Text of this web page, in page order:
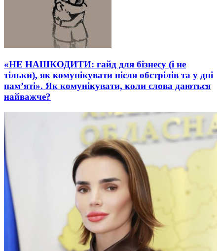
«НЕ НАШКОДИТИ: гайд для бізнесу (і не
тільки), як комунікувати після обстрілів та у дні
пам’яті». Як комунікувати, коли слова даються
найважче?